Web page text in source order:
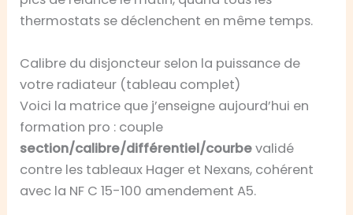
thermostats se déclenchent en même temps.
Calibre du disjoncteur selon la puissance de
votre radiateur (tableau complet)
Voici la matrice que j’enseigne aujourd’hui en
formation pro : couple
section/calibre/différentiel/courbevalidé
contre les tableaux Hager et Nexans, cohérent
avec la NF C 15-100 amendement A5.